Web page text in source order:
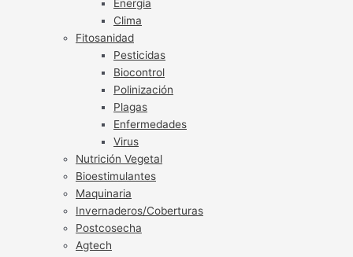
Energía
Clima
Fitosanidad
Pesticidas
Biocontrol
Polinización
Plagas
Enfermedades
Virus
Nutrición Vegetal
Bioestimulantes
Maquinaria
Invernaderos/Coberturas
Postcosecha
Agtech